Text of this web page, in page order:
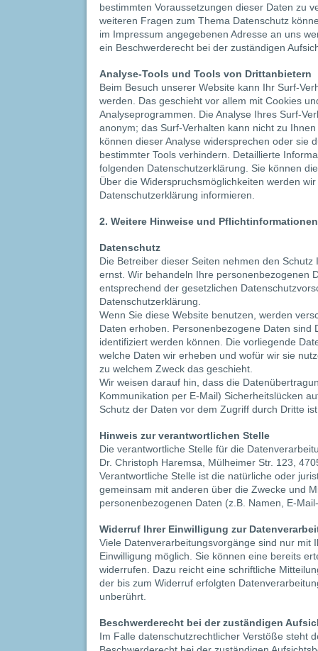
bestimmten Voraussetzungen dieser Daten zu
weiteren Fragen zum Thema Datenschutz
im Impressum angegebenen Adresse an uns
ein Beschwerderecht bei der zuständigen
Analyse-Tools und Tools von Drittanbietern
Beim Besuch unserer Website kann Ihr Surf-
werden. Das geschieht vor allem mit Cookies
Analyseprogrammen. Die Analyse Ihres Surf-
anonym; das Surf-Verhalten kann nicht zu
können dieser Analyse widersprechen oder sie
bestimmter Tools verhindern. Detaillierte
folgenden Datenschutzerklärung. Sie können
Über die Widerspruchsmöglichkeiten werden
Datenschutzerklärung informieren.
2. Weitere Hinweise und Pflichtinformationen
Datenschutz
Die Betreiber dieser Seiten nehmen den
ernst. Wir behandeln Ihre personenbezogenen
entsprechend der gesetzlichen
Datenschutzerklärung.
Wenn Sie diese Website benutzen, werden
Daten erhoben. Personenbezogene Daten sind
identifiziert werden können. Die vorliegende
welche Daten wir erheben und wofür wir sie
zu welchem Zweck das geschieht.
Wir weisen darauf hin, dass die
Kommunikation per E-Mail) Sicherheitslücken
Schutz der Daten vor dem Zugriff durch Dritte
Hinweis zur verantwortlichen Stelle
Die verantwortliche Stelle für die
Dr. Christoph Haremsa, Mülheimer Str. 123,
Verantwortliche Stelle ist die natürliche oder
gemeinsam mit anderen über die Zwecke und
personenbezogenen Daten (z.B. Namen, E-
Widerruf Ihrer Einwilligung zur
Viele Datenverarbeitungsvorgänge sind nur mit
Einwilligung möglich. Sie können eine bereits
widerrufen. Dazu reicht eine schriftliche
der bis zum Widerruf erfolgten
unberührt.
Beschwerderecht bei der zuständigen
Im Falle datenschutzrechtlicher Verstöße steht